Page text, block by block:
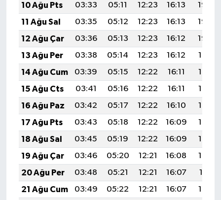
10 Ağu Pts
03:33 05:11 12:23 16:13
19:25
11 Ağu Sal
03:35 05:12 12:23 16:13
19:23
12 Ağu Çar
03:36 05:13 12:23 16:12
19:22
13 Ağu Per
03:38 05:14 12:23 16:12
19:21
14 Ağu Cum
03:39 05:15 12:22 16:11
19:19
15 Ağu Cts
03:41 05:16 12:22 16:11
19:18
16 Ağu Paz
03:42 05:17 12:22 16:10
19:17
17 Ağu Pts
03:43 05:18 12:22 16:09
19:15
18 Ağu Sal
03:45 05:19 12:22 16:09
19:14
19 Ağu Çar
03:46 05:20 12:21 16:08
19:13
20 Ağu Per
03:48 05:21 12:21 16:07
19:11
21 Ağu Cum
03:49 05:22 12:21 16:07
19:10